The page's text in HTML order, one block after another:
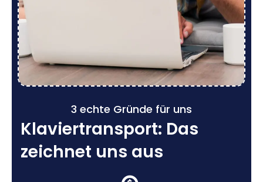
3 echte Gründe für uns
Klaviertransport: Das
zeichnet uns aus